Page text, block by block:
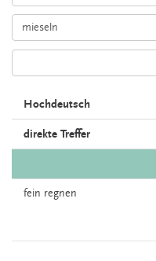
Hochdeutsch
direkte Treffer
fein regnen